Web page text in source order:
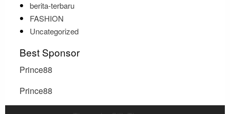
berita-terbaru
FASHION
Uncategorized
Best Sponsor
Prince88
Prince88